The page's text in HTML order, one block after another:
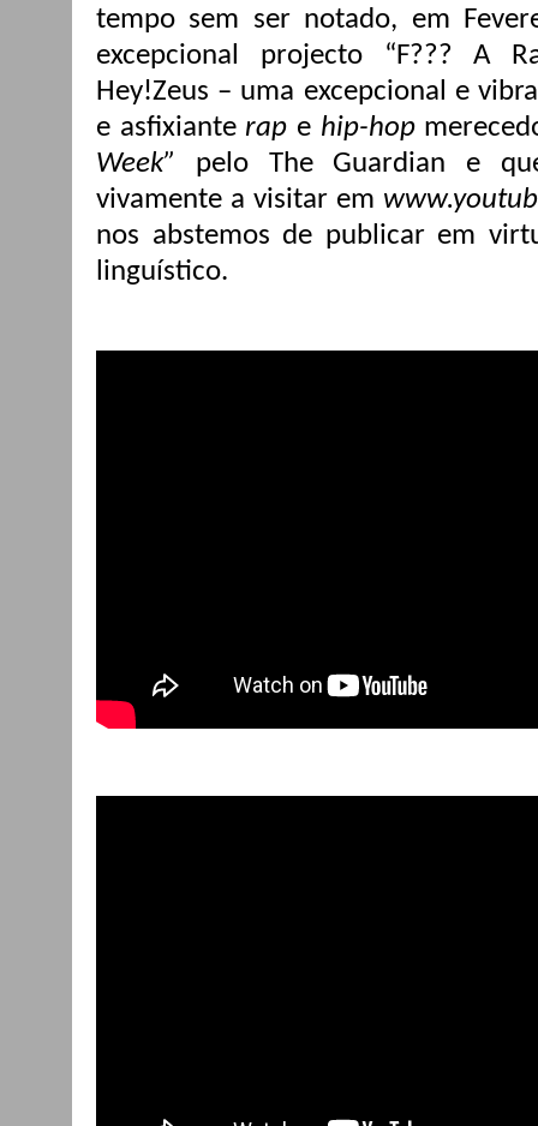
tempo sem ser notado, em
excepcional projecto “F??? A
Hey!Zeus – uma excepcional e
e asfixiante rap e hip-hop
Week” pelo The Guardian e
vivamente a visitar em
nos abstemos de publicar em
linguístico.